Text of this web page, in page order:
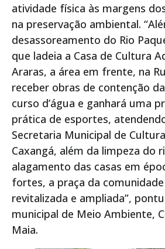
atividade física às margens
na preservação ambiental.
desassoreamento do Rio
que ladeia a Casa de Cultura
Araras, a área em frente, na
receber obras de contenção
curso d’água e ganhará uma
prática de esportes,
Secretaria Municipal de
Caxangá, além da limpeza do
alagamento das casas em
fortes, a praça da
revitalizada e ampliada”,
municipal de Meio Ambiente,
Maia.